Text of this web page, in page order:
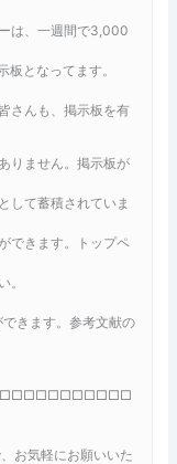
は、一週間で3,000
となってます。
さんも、掲示板を有
りません。掲示板が
して蓄積されていま
できます。トップペ
。
きます。参考文献の
お気軽にお願いいた